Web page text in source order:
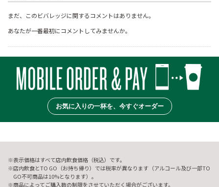
まだ、このビバレッジに関するコメントはありません。
あなたが一番最初にコメントしてみませんか。
お気に入りの一杯を、今すぐオーダー
表示価格はすべて店内飲食価格（税込）です。
店内飲食とTO GO（お持ち帰り）では税率が異なります（アルコール及び一部TO
GO不可商品は10%となります）。
商品によってご購入数の制限をさせていただく場合がございます。